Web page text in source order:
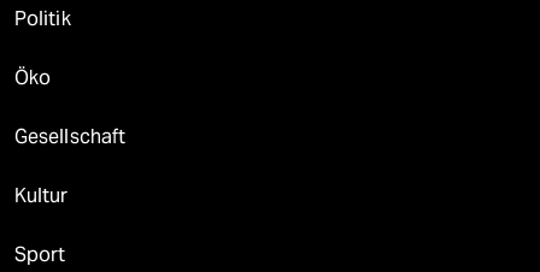
Politik
Öko
Gesellschaft
Kultur
Sport